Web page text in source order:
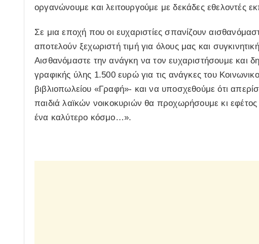
οργανώνουμε και λειτουργούμε με δεκάδες εθελοντές
Σε μια εποχή που οι ευχαριστίες σπανίζουν
αποτελούν ξεχωριστή τιμή για όλους μας και
Αισθανόμαστε την ανάγκη να τον ευχαριστήσουμε και
γραφικής ύλης 1.500 ευρώ για τις ανάγκες του
βιβλιοπωλείου «Γραφή»- και να υποσχεθούμε ότι
παιδιά λαϊκών νοικοκυριών θα προχωρήσουμε κι
ένα καλύτερο κόσμο…».